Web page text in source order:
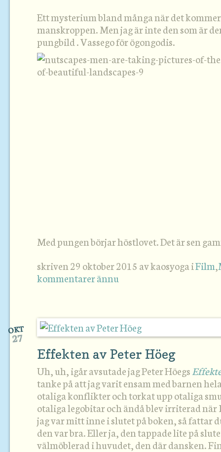
Ett mysterium bland många när det
manskroppen. Men jag är inte den som är
pungbild . Vassego för ögongodis.
Med pungen börjar höstlovet. Det är sen
skriven 29 oktober 2015 av kaosyoga iFilm,
kommentarer ännu
Effekten av Peter Höeg
OKT
27
Uh, uh, igår avsutade jag Peter Höegs
tanke på att jag varit ensam med barnen
otaliga konflikter och torkat upp otaliga
otaliga legobitar och ändå blev irriterad
jag var mitt inne i slutet på boken, så fattar
den var bra. Eller ja, den tappade lite på
välmöblerad i huvudet, den där dansken.